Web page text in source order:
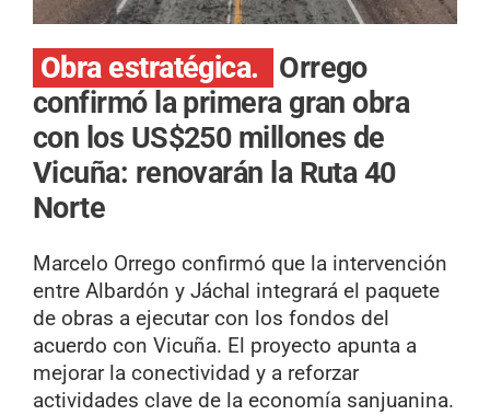
Obra estratégica.
Orrego
confirmó la primera gran obra
con los US$250 millones de
Vicuña: renovarán la Ruta 40
Norte
Marcelo Orrego confirmó que la intervención
entre Albardón y Jáchal integrará el paquete
de obras a ejecutar con los fondos del
acuerdo con Vicuña. El proyecto apunta a
mejorar la conectividad y a reforzar
actividades clave de la economía sanjuanina.